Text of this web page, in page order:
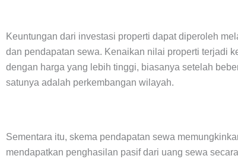
Keuntungan dari investasi properti dapat diperoleh
dan pendapatan sewa. Kenaikan nilai properti terjadi
dengan harga yang lebih tinggi, biasanya setelah
satunya adalah perkembangan wilayah.
Sementara itu, skema pendapatan sewa
mendapatkan penghasilan pasif dari uang sewa